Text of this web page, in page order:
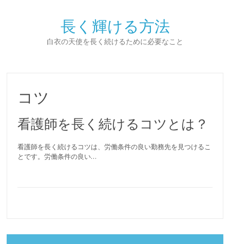
長く輝ける方法
白衣の天使を長く続けるために必要なこと
コツ
看護師を長く続けるコツとは？
看護師を長く続けるコツは、労働条件の良い勤務先を見つけるこ
とです。労働条件の良い…